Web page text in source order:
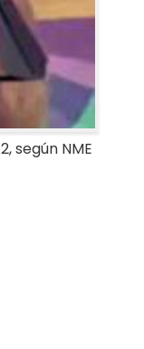
según NME